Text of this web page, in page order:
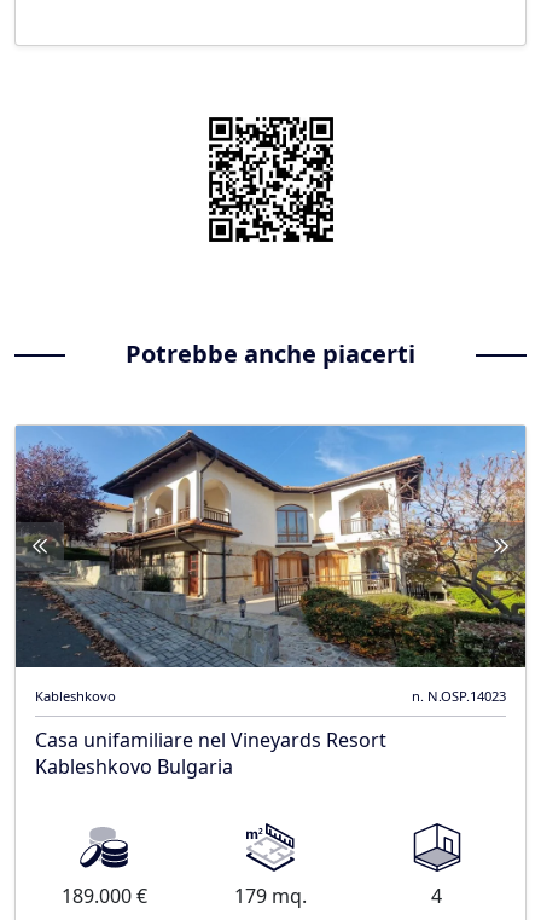
Potrebbe anche piacerti
Kableshkovo n. N.OSP.14023
Casa unifamiliare nel Vineyards Resort
Kableshkovo Bulgaria
189.000 € 179 mq. 4